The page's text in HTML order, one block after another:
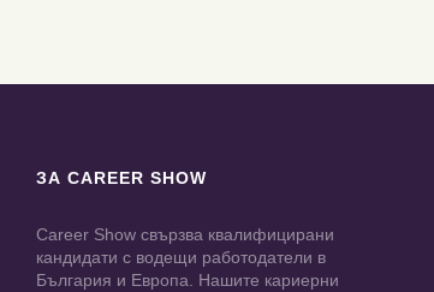
ЗА CAREER SHOW
Career Show свързва квалифицирани
кандидати с водещи работодатели в
България и Европа. Нашите кариерни